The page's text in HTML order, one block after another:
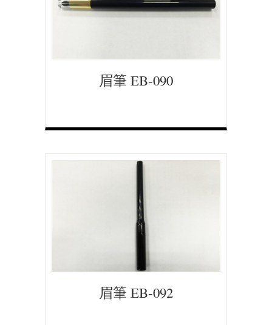
眉筆 EB-090
眉筆 EB-092